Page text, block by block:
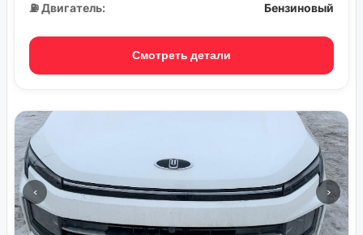
⛽ Двигатель:
Бензиновый
Смотреть детали
‹ ›